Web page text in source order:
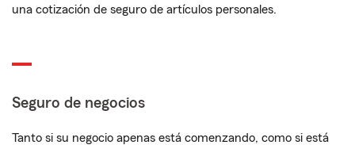
una cotización de seguro de artículos personales.
Seguro de negocios
Tanto si su negocio apenas está comenzando, como si está